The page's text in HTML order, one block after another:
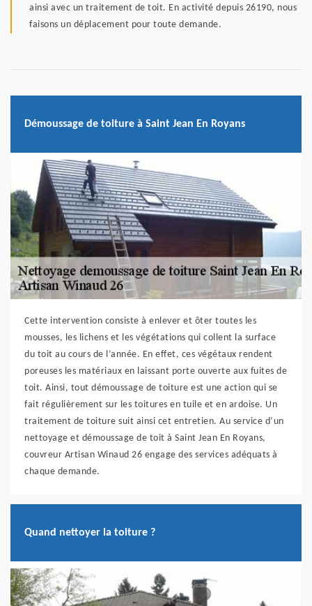
ainsi avec un traitement de toit. En activité depuis 26190, nous
faisons un déplacement pour toute demande.
Démoussage de toiture à Saint Jean En Royans
Cette intervention consiste à enlever et ôter toutes les
mousses, les lichens et les végétations qui collent la surface
du toit au cours de l’année. En effet, ces végétaux rendent
poreuses les matériaux en laissant porte ouverte aux fuites de
toit. Ainsi, tout démoussage de toiture est une action qui se
fait régulièrement sur les toitures en tuile et en ardoise. Un
traitement de toiture suit ainsi cet entretien. Au service d’un
nettoyage et démoussage de toit à Saint Jean En Royans,
couvreur Artisan Winaud 26 engage des services adéquats à
chaque demande.
Quand nettoyer la toiture ?